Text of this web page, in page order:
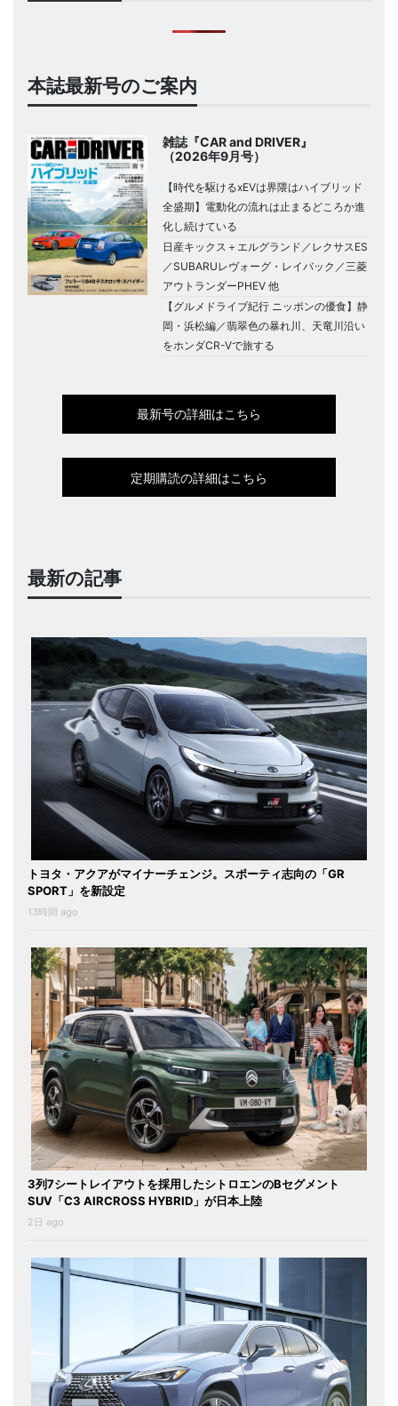
本誌最新号のご案内
雑誌『CAR and DRIVER』
（2026年9月号）
【時代を駆けるxEVは界隈はハイブリッド
全盛期】電動化の流れは止まるどころか進
化し続けている
日産キックス＋エルグランド／レクサスES
／SUBARUレヴォーグ・レイバック／三菱
アウトランダーPHEV 他
【グルメドライブ紀行 ニッポンの優食】静
岡・浜松編／翡翠色の暴れ川、天竜川沿い
をホンダCR-Vで旅する
最新号の詳細はこちら
定期購読の詳細はこちら
最新の記事
トヨタ・アクアがマイナーチェンジ。スポーティ志向の「GR
SPORT」を新設定
13時間 ago
3列7シートレイアウトを採用したシトロエンのBセグメント
SUV「C3 AIRCROSS HYBRID」が日本上陸
2日 ago